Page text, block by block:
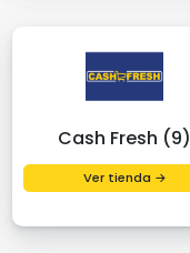
Cash Fresh (9)
Ver tienda →